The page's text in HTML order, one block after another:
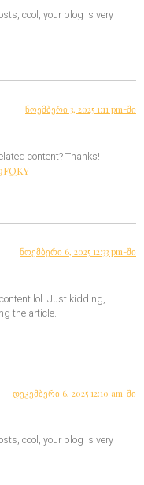
cool, your blog is very
ნოემბერი 3, 2025 1:11 pm-ში
content? Thanks!
ნოემბერი 6, 2025 12:33 pm-ში
lol. Just kidding,
the article.
დეკემბერი 6, 2025 12:10 am-ში
cool, your blog is very